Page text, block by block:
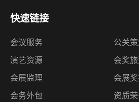
快速链接
会议服务
公关
演艺资源
会奖
会展监理
会展
会务外包
资质